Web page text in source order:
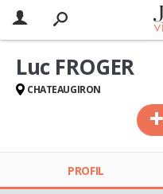
Luc FROGER
CHATEAUGIRON
PROFIL